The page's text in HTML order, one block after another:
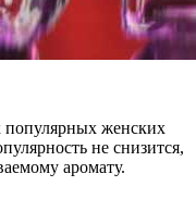
популярных женских
не снизится,
аромату.